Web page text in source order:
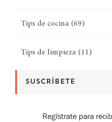
Tips de cocina (69)
Tips de limpieza (11)
SUSCRÍBETE
Regístrate para